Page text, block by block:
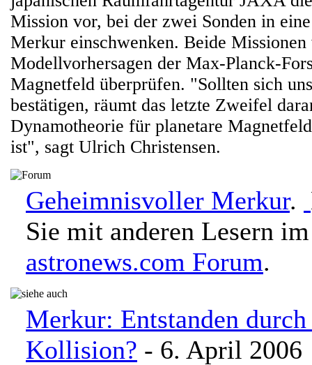
Mission vor, bei der zwei Sonden in
Merkur einschwenken. Beide Missionen
Modellvorhersagen der Max-Planck-
Magnetfeld überprüfen. "Sollten sich
bestätigen, räumt das letzte Zweifel
Dynamotheorie für planetare
ist", sagt Ulrich Christensen.
Geheimnisvoller Merkur.
Sie mit anderen Lesern im
astronews.com Forum.
Merkur: Entstanden
Kollision? - 6. April 2006